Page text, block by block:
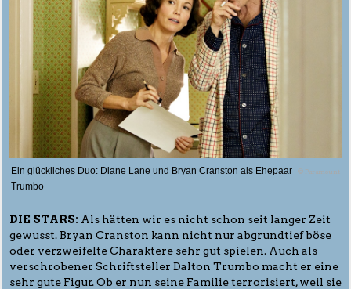
Ein glückliches Duo: Diane Lane und Bryan Cranston als Ehepaar
Trumbo
© Paramount
DIE STARS: Als hätten wir es nicht schon seit langer Zeit
gewusst. Bryan Cranston kann nicht nur abgrundtief böse
oder verzweifelte Charaktere sehr gut spielen. Auch als
verschrobener Schriftsteller Dalton Trumbo macht er eine
sehr gute Figur. Ob er nun seine Familie terrorisiert, weil sie